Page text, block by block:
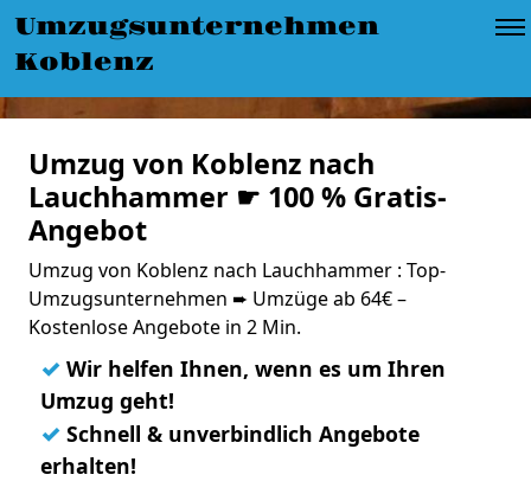
Umzugsunternehmen
Koblenz
Umzug von Koblenz nach
Lauchhammer ☛ 100 % Gratis-
Angebot
Umzug von Koblenz nach Lauchhammer : Top-
Umzugsunternehmen ➨ Umzüge ab 64€ –
Kostenlose Angebote in 2 Min.
✓ Wir helfen Ihnen, wenn es um Ihren
Umzug geht!
✓ Schnell & unverbindlich Angebote
erhalten!